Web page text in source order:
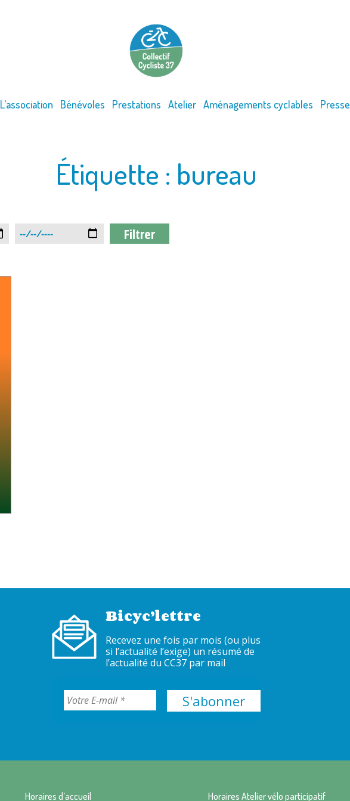
L’association Bénévoles Prestations Atelier Aménagements cyclables Presse
Étiquette : bureau
Bicyc’lettre
Recevez une fois par mois (ou plus
si l’actualité l’exige) un résumé de
l’actualité du CC37 par mail
Horaires d’accueil Horaires Atelier vélo participatif